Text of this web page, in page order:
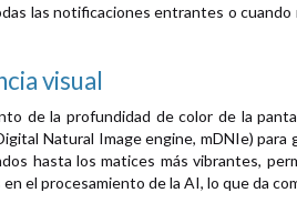
las notificaciones entrantes o
visual
de la profundidad de color de la
Natural Image engine, mDNIe)
hasta los matices más vibrantes,
el procesamiento de la AI, lo que da